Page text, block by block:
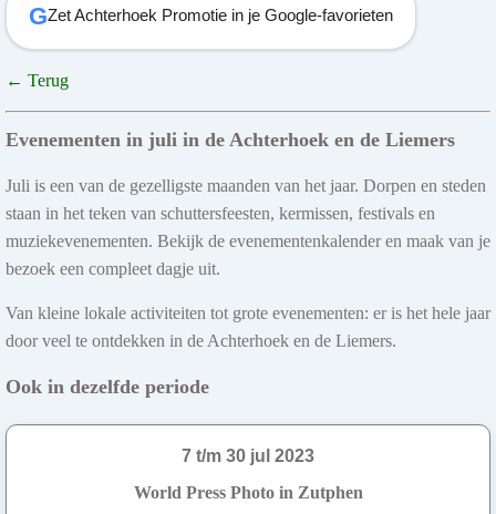
GZet Achterhoek Promotie in je Google-favorieten
← Terug
Evenementen in juli in de Achterhoek en de Liemers
Juli is een van de gezelligste maanden van het jaar. Dorpen en steden
staan in het teken van schuttersfeesten, kermissen, festivals en
muziekevenementen. Bekijk de evenementenkalender en maak van je
bezoek een compleet dagje uit.
Van kleine lokale activiteiten tot grote evenementen: er is het hele jaar
door veel te ontdekken in de Achterhoek en de Liemers.
Ook in dezelfde periode
7 t/m 30 jul 2023
World Press Photo in Zutphen